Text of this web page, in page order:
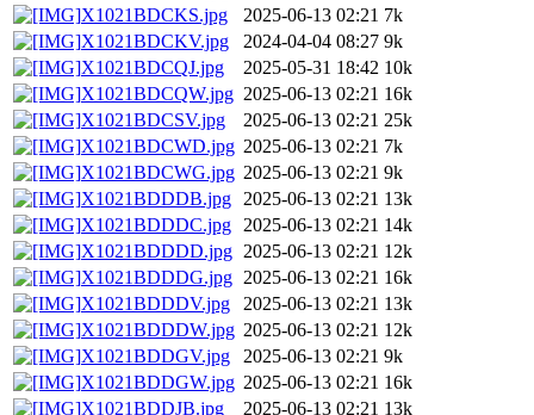
X1021BDCKS.jpg
2025-06-13 02:21 7k
X1021BDCKV.jpg
2024-04-04 08:27 9k
X1021BDCQJ.jpg
2025-05-31 18:42 10k
X1021BDCQW.jpg 2025-06-13 02:21 16k
X1021BDCSV.jpg
2025-06-13 02:21 25k
X1021BDCWD.jpg 2025-06-13 02:21 7k
X1021BDCWG.jpg 2025-06-13 02:21 9k
X1021BDDDB.jpg
2025-06-13 02:21 13k
X1021BDDDC.jpg
2025-06-13 02:21 14k
X1021BDDDD.jpg 2025-06-13 02:21 12k
X1021BDDDG.jpg 2025-06-13 02:21 16k
X1021BDDDV.jpg
2025-06-13 02:21 13k
X1021BDDDW.jpg 2025-06-13 02:21 12k
X1021BDDGV.jpg
2025-06-13 02:21 9k
X1021BDDGW.jpg 2025-06-13 02:21 16k
X1021BDDJB.jpg
2025-06-13 02:21 13k